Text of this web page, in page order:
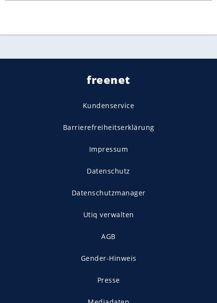
freenet
Kundenservice
Barrierefreiheitserklärung
Impressum
Datenschutz
Datenschutzmanager
Utiq verwalten
AGB
Gender-Hinweis
Presse